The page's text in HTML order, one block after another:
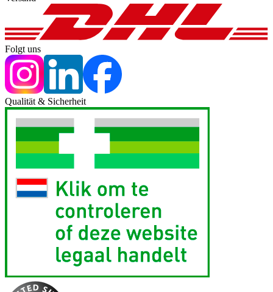
Folgt uns
Qualität & Sicherheit